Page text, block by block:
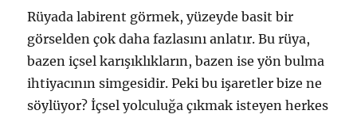
Rüyada labirent görmek, yüzeyde basit bir
görselden çok daha fazlasını anlatır. Bu rüya,
bazen içsel karışıklıkların, bazen ise yön bulma
ihtiyacının simgesidir. Peki bu işaretler bize ne
söylüyor? İçsel yolculuğa çıkmak isteyen herkes